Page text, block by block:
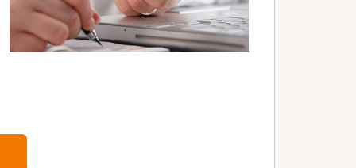
門前・医療モール・CL門前）ので、